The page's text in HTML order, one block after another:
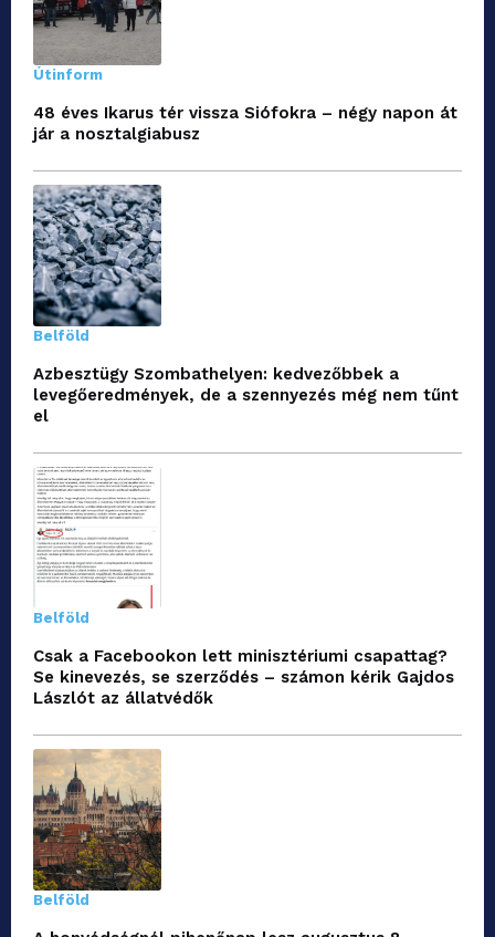
Útinform
48 éves Ikarus tér vissza Siófokra – négy napon át
jár a nosztalgiabusz
Belföld
Azbesztügy Szombathelyen: kedvezőbbek a
levegőeredmények, de a szennyezés még nem tűnt
el
Belföld
Csak a Facebookon lett minisztériumi csapattag?
Se kinevezés, se szerződés – számon kérik Gajdos
Lászlót az állatvédők
Belföld